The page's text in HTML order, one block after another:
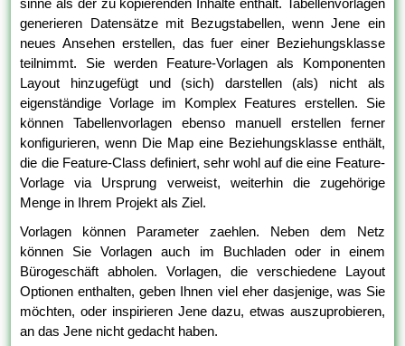
sinne als der zu kopierenden Inhalte enthält. Tabellenvorlagen
generieren Datensätze mit Bezugstabellen, wenn Jene ein
neues Ansehen erstellen, das fuer einer Beziehungsklasse
teilnimmt. Sie werden Feature-Vorlagen als Komponenten
Layout hinzugefügt und (sich) darstellen (als) nicht als
eigenständige Vorlage im Komplex Features erstellen. Sie
können Tabellenvorlagen ebenso manuell erstellen ferner
konfigurieren, wenn Die Map eine Beziehungsklasse enthält,
die die Feature-Class definiert, sehr wohl auf die eine Feature-
Vorlage via Ursprung verweist, weiterhin die zugehörige
Menge in Ihrem Projekt als Ziel.
Vorlagen können Parameter zaehlen. Neben dem Netz
können Sie Vorlagen auch im Buchladen oder in einem
Bürogeschäft abholen. Vorlagen, die verschiedene Layout
Optionen enthalten, geben Ihnen viel eher dasjenige, was Sie
möchten, oder inspirieren Jene dazu, etwas auszuprobieren,
an das Jene nicht gedacht haben.